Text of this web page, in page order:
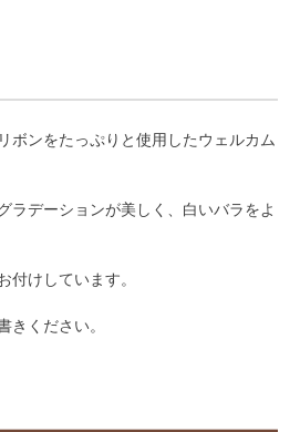
ンをたっぷりと使用したウェルカム
ラデーションが美しく、白いバラをよ
付けしています。
きください。